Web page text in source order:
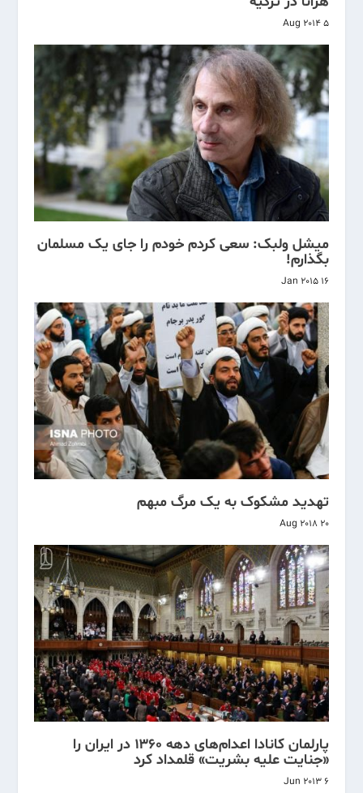
5 Aug 2014
میشل ولبک: سعی کردم خودم را جای یک مسلمان
بگذارم!
16 Jan 2015
تهدید مشکوک به یک مرگ مبهم
20 Aug 2018
پارلمان کانادا اعدام‌های دهه ۱۳۶۰ در ایران را
«جنایت علیه بشریت» قلمداد کرد
6 Jun 2013